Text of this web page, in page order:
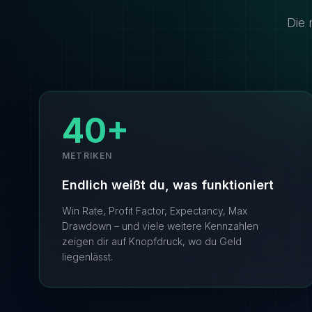
Die
40+
METRIKEN
Endlich weißt du, was funktioniert
Win Rate, Profit Factor, Expectancy, Max
Drawdown – und viele weitere Kennzahlen
zeigen dir auf Knopfdruck, wo du Geld
liegenlässt.